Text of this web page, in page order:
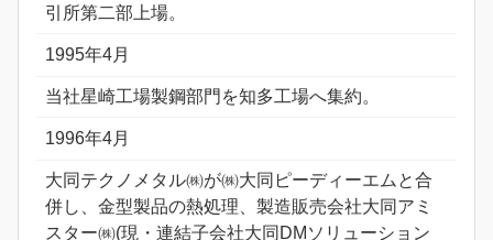
引所第二部上場。
1995年4月
当社星崎工場製鋼部門を知多工場へ集約。
1996年4月
大同テクノメタル㈱が㈱大同ピーディーエムと合
併し、金型製品の熱処理、製造販売会社大同アミ
スター㈱(現・連結子会社大同DMソリューション